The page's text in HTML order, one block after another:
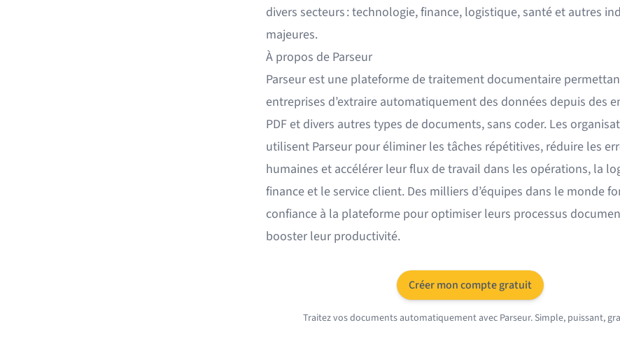
divers secteurs : technologie, finance, logistique, santé et autres
majeures.
À propos de Parseur
Parseur est une plateforme de traitement documentaire
entreprises d’extraire automatiquement des données depuis des
PDF et divers autres types de documents, sans coder. Les
utilisent Parseur pour éliminer les tâches répétitives, réduire les
humaines et accélérer leur flux de travail dans les opérations, la
finance et le service client. Des milliers d’équipes dans le monde
confiance à la plateforme pour optimiser leurs processus
booster leur productivité.
Créer mon compte gratuit
Traitez vos documents automatiquement avec Parseur. Simple, puissant,